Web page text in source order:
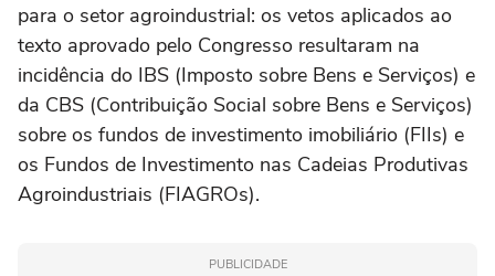
para o setor agroindustrial: os vetos aplicados ao
texto aprovado pelo Congresso resultaram na
incidência do IBS (Imposto sobre Bens e Serviços) e
da CBS (Contribuição Social sobre Bens e Serviços)
sobre os fundos de investimento imobiliário (FIIs) e
os Fundos de Investimento nas Cadeias Produtivas
Agroindustriais (FIAGROs).
PUBLICIDADE